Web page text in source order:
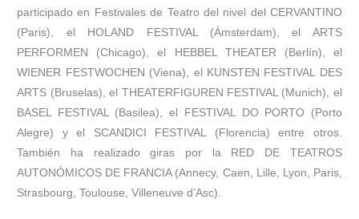
participado en Festivales de Teatro del nivel del CERVANTINO
(Paris), el HOLAND FESTIVAL (Ámsterdam), el ARTS
PERFORMEN (Chicago), el HEBBEL THEATER (Berlín), el
WIENER FESTWOCHEN (Viena), el KUNSTEN FESTIVAL DES
ARTS (Bruselas), el THEATERFIGUREN FESTIVAL (Munich), el
BASEL FESTIVAL (Basilea), el FESTIVAL DO PORTO (Porto
Alegre) y el SCANDICI FESTIVAL (Florencia) entre otros.
También ha realizado giras por la RED DE TEATROS
AUTONÓMICOS DE FRANCIA (Annecy, Caen, Lille, Lyon, Paris,
Strasbourg, Toulouse, Villeneuve d’Asc).